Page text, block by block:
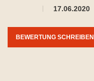
17.06.2020
BEWERTUNG SCHREIBEN